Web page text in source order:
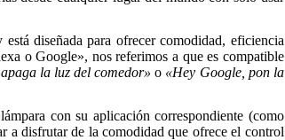
está diseñada para ofrecer comodidad, eficiencia
o Google», nos referimos a que es compatible
la luz del comedor» o «Hey Google, pon la
con su aplicación correspondiente (como
disfrutar de la comodidad que ofrece el control